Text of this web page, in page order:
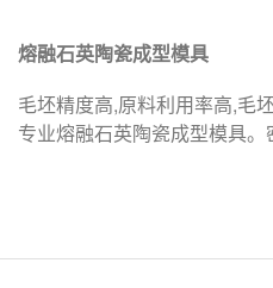
熔融石英陶瓷成型模具
毛坯精度高,原料利用率高,毛
专业熔融石英陶瓷成型模具。